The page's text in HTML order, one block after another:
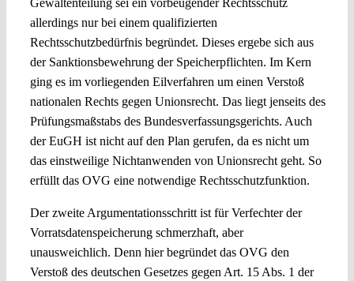
allerdings nur bei einem qualifizierten
Rechtsschutzbedürfnis begründet. Dieses ergebe sich aus
der Sanktionsbewehrung der Speicherpflichten. Im Kern
ging es im vorliegenden Eilverfahren um einen Verstoß
nationalen Rechts gegen Unionsrecht. Das liegt jenseits des
Prüfungsmaßstabs des Bundesverfassungsgerichts. Auch
der EuGH ist nicht auf den Plan gerufen, da es nicht um
das einstweilige Nichtanwenden von Unionsrecht geht. So
erfüllt das OVG eine notwendige Rechtsschutzfunktion.
Der zweite Argumentationsschritt ist für Verfechter der
Vorratsdatenspeicherung schmerzhaft, aber
unausweichlich. Denn hier begründet das OVG den
Verstoß des deutschen Gesetzes gegen Art. 15 Abs. 1 der